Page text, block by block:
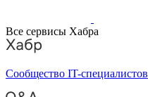
Все сервисы Хабра
Сообщество IT-специалистов